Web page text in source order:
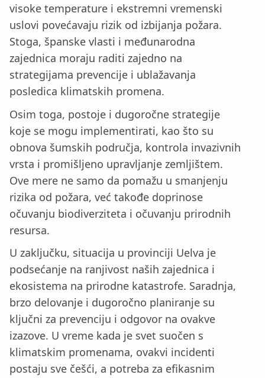
visoke temperature i ekstremni vremenski
uslovi povećavaju rizik od izbijanja požara.
Stoga, španske vlasti i međunarodna
zajednica moraju raditi zajedno na
strategijama prevencije i ublažavanja
posledica klimatskih promena.
Osim toga, postoje i dugoročne strategije
koje se mogu implementirati, kao što su
obnova šumskih područja, kontrola invazivnih
vrsta i promišljeno upravljanje zemljištem.
Ove mere ne samo da pomažu u smanjenju
rizika od požara, već takođe doprinose
očuvanju biodiverziteta i očuvanju prirodnih
resursa.
U zaključku, situacija u provinciji Uelva je
podsećanje na ranjivost naših zajednica i
ekosistema na prirodne katastrofe. Saradnja,
brzo delovanje i dugoročno planiranje su
ključni za prevenciju i odgovor na ovakve
izazove. U vreme kada je svet suočen s
klimatskim promenama, ovakvi incidenti
postaju sve češći, a potreba za efikasnim